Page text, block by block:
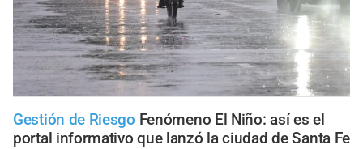
Gestión de Riesgo Fenómeno El Niño: así es el
portal informativo que lanzó la ciudad de Santa Fe